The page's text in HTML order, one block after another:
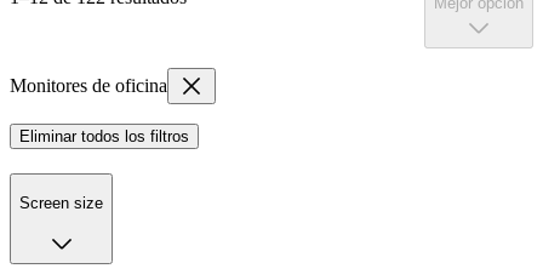
Monitores de oficina
Eliminar todos los filtros
Screen size